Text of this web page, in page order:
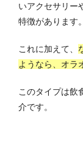
いアクセサリー
特徴があります。
これに加えて、
ようなら、オラ
このタイプは飲
介です。